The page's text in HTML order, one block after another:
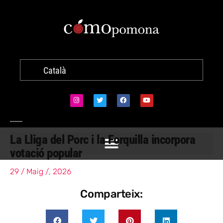
Català
La Lliga del Porc i la Forquilla incorpora
votació popular
29 / Maig /, 2026
Comparteix: